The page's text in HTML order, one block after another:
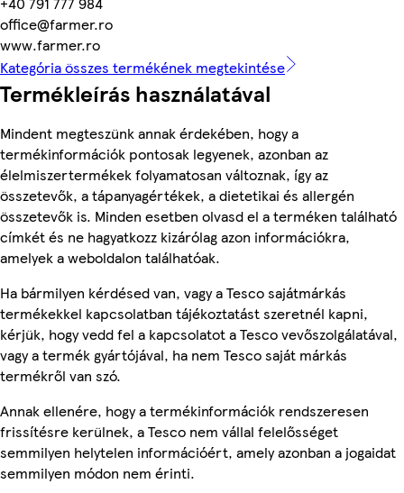
office@farmer.ro
www.farmer.ro
Kategória összes termékének megtekintése
Termékleírás használatával
Mindent megteszünk annak érdekében, hogy a
termékinformációk pontosak legyenek, azonban az
élelmiszertermékek folyamatosan változnak, így az
összetevők, a tápanyagértékek, a dietetikai és allergén
összetevők is. Minden esetben olvasd el a terméken található
címkét és ne hagyatkozz kizárólag azon információkra,
amelyek a weboldalon találhatóak.
Ha bármilyen kérdésed van, vagy a Tesco sajátmárkás
termékekkel kapcsolatban tájékoztatást szeretnél kapni,
kérjük, hogy vedd fel a kapcsolatot a Tesco vevőszolgálatával,
vagy a termék gyártójával, ha nem Tesco saját márkás
termékről van szó.
Annak ellenére, hogy a termékinformációk rendszeresen
frissítésre kerülnek, a Tesco nem vállal felelősséget
semmilyen helytelen információért, amely azonban a jogaidat
semmilyen módon nem érinti.